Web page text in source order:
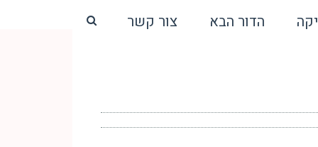
הדור הבא צור קשר